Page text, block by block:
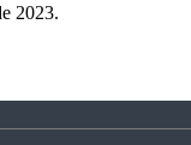
2023.